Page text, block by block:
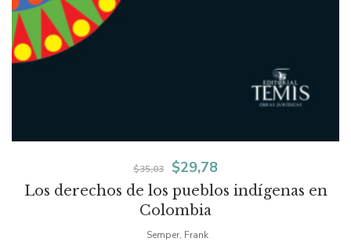
Los derechos de los pueblos indígenas en
Colombia
$35,03
El
precio
$29,78El
precio
Semper, Frank